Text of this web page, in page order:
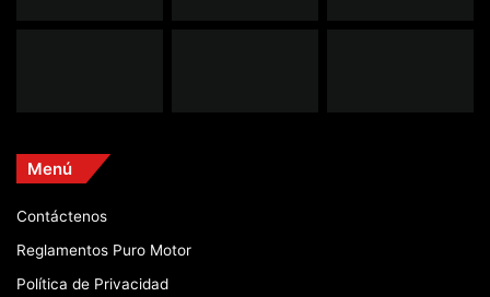
Menú
Contáctenos
Reglamentos Puro Motor
Política de Privacidad